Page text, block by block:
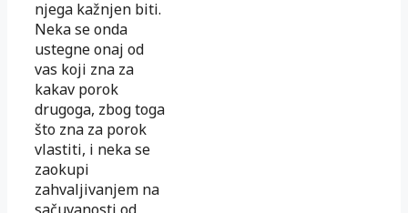
njega kažnjen biti.
Neka se onda
ustegne onaj od
vas koji zna za
kakav porok
drugoga, zbog toga
što zna za porok
vlastiti, i neka se
zaokupi
zahvaljivanjem na